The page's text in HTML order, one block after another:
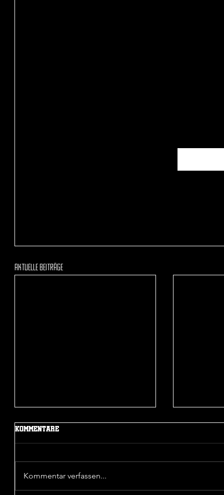
Aktuelle Beiträge
Sieg in der 1. Pokalrunde
Kommentare
Kommentar verfassen...